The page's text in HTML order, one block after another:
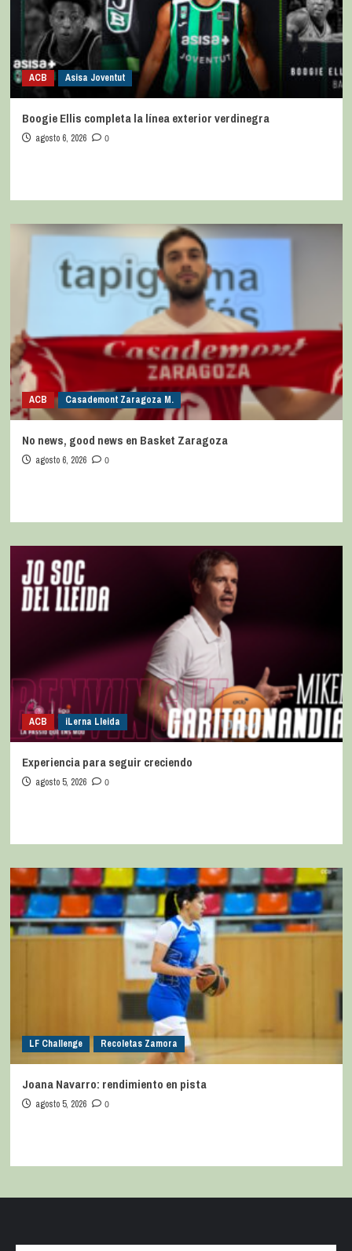
ACB Asisa Joventut
Boogie Ellis completa la línea exterior verdinegra
agosto 6, 2026 0
ACB Casademont Zaragoza M.
No news, good news en Basket Zaragoza
agosto 6, 2026 0
ACB iLerna Lleida
Experiencia para seguir creciendo
agosto 5, 2026 0
LF Challenge Recoletas Zamora
Joana Navarro: rendimiento en pista
agosto 5, 2026 0